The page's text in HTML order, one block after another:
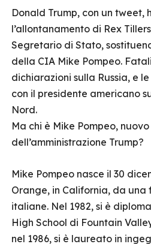
Donald Trump, con un tweet,
l’allontanamento di Rex
Segretario di Stato,
della CIA Mike Pompeo.
dichiarazioni sulla Russia, e
con il presidente americano
Nord.
Ma chi è Mike Pompeo,
dell’amministrazione Trump?
Mike Pompeo nasce il 30
Orange, in California, da
italiane. Nel 1982, si è
High School di Fountain
nel 1986, si è laureato in